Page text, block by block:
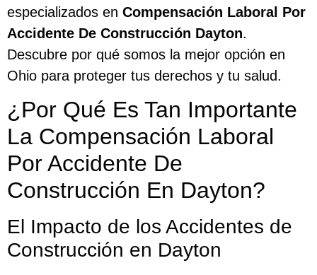
especializados en Compensación Laboral Por
Accidente De Construcción Dayton.
Descubre por qué somos la mejor opción en
Ohio para proteger tus derechos y tu salud.
¿Por Qué Es Tan Importante
La Compensación Laboral
Por Accidente De
Construcción En Dayton?
El Impacto de los Accidentes de
Construcción en Dayton